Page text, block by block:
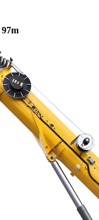
97m